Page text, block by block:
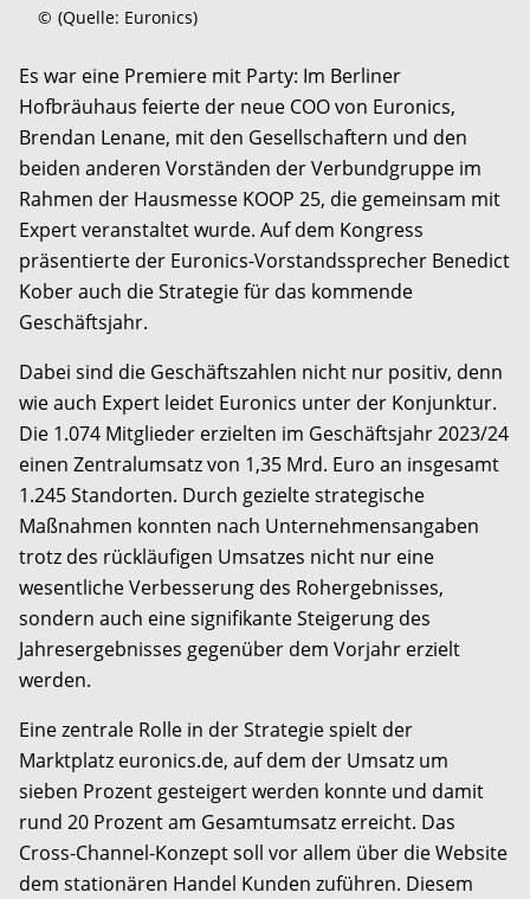
© (Quelle: Euronics)
Es war eine Premiere mit Party: Im Berliner
Hofbräuhaus feierte der neue COO von Euronics,
Brendan Lenane, mit den Gesellschaftern und den
beiden anderen Vorständen der Verbundgruppe im
Rahmen der Hausmesse KOOP 25, die gemeinsam mit
Expert veranstaltet wurde. Auf dem Kongress
präsentierte der Euronics-Vorstandssprecher Benedict
Kober auch die Strategie für das kommende
Geschäftsjahr.
Dabei sind die Geschäftszahlen nicht nur positiv, denn
wie auch Expert leidet Euronics unter der Konjunktur.
Die 1.074 Mitglieder erzielten im Geschäftsjahr 2023/24
einen Zentralumsatz von 1,35 Mrd. Euro an insgesamt
1.245 Standorten. Durch gezielte strategische
Maßnahmen konnten nach Unternehmensangaben
trotz des rückläufigen Umsatzes nicht nur eine
wesentliche Verbesserung des Rohergebnisses,
sondern auch eine signifikante Steigerung des
Jahresergebnisses gegenüber dem Vorjahr erzielt
werden.
Eine zentrale Rolle in der Strategie spielt der
Marktplatz euronics.de, auf dem der Umsatz um
sieben Prozent gesteigert werden konnte und damit
rund 20 Prozent am Gesamtumsatz erreicht. Das
Cross-Channel-Konzept soll vor allem über die Website
dem stationären Handel Kunden zuführen. Diesem